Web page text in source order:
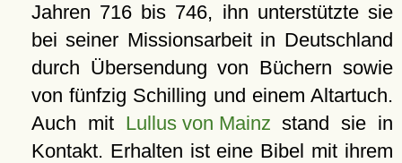
Jahren 716 bis 746, ihn unterstützte sie
bei seiner Missionsarbeit in Deutschland
durch Übersendung von Büchern sowie
von fünfzig Schilling und einem Altartuch.
Auch mit Lullus von Mainz stand sie in
Kontakt. Erhalten ist eine Bibel mit ihrem